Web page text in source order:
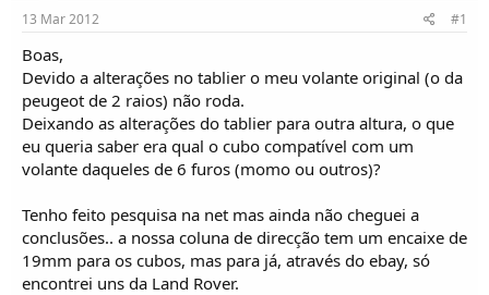
d
o
r
e
T
ó
p
i
s
c
i
o
13 Mar 2012 #1
Boas,
Devido a alterações no tablier o meu volante original (o da
peugeot de 2 raios) não roda.
Deixando as alterações do tablier para outra altura, o que
eu queria saber era qual o cubo compatível com um
volante daqueles de 6 furos (momo ou outros)?
Tenho feito pesquisa na net mas ainda não cheguei a
conclusões.. a nossa coluna de direcção tem um encaixe de
19mm para os cubos, mas para já, através do ebay, só
encontrei uns da Land Rover.